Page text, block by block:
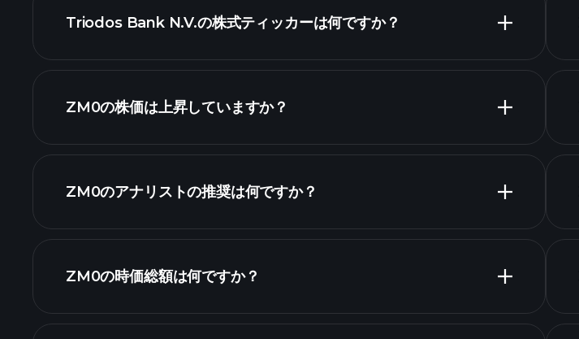
Triodos Bank N.V.の株式ティッカーは何ですか？
ZM0の株価は上昇していますか？
ZM0のアナリストの推奨は何ですか？
ZM0の時価総額は何ですか？